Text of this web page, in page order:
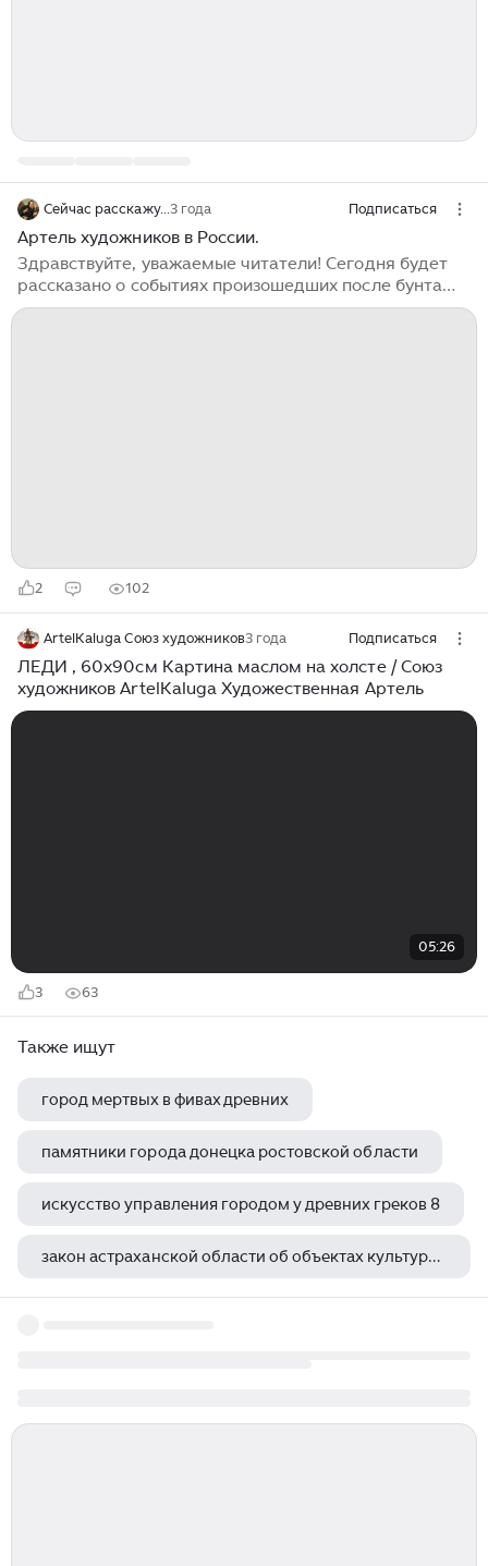
Сейчас расскажу... 3 года Подписаться
Артель художников в России.
Здравствуйте, уважаемые читатели! Сегодня будет
рассказано о событиях произошедших после бунта
четырнадцати. Итак, одни из самых талантливых
2 102
ArtelKaluga Союз художников3 года Подписаться
ЛЕДИ , 60х90см Картина маслом на холсте / Союз
художников ArtelKaluga Художественная Артель
05:26
3 63
Также ищут
город мертвых в фивах древних
памятники города донецка ростовской области
искусство управления городом у древних греков 8
закон астраханской области об объектах культурного наследия